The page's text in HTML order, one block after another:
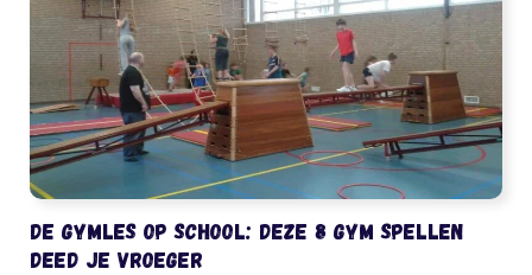
De gymles op school: deze 8 gym spellen
deed je vroeger